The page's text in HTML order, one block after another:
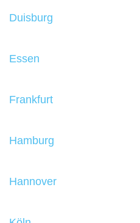
Duisburg
Essen
Frankfurt
Hamburg
Hannover